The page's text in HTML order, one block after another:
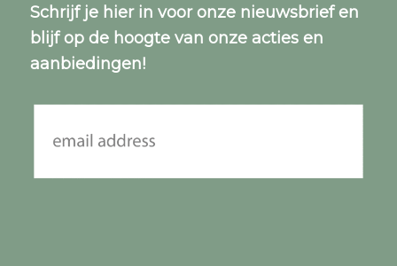
Schrijf je hierin voor onze nieuwsbrief en
blijf op de hoogte van onze acties en
aanbiedingen!